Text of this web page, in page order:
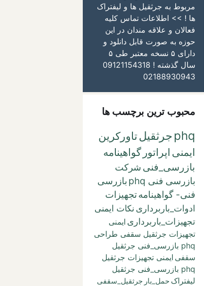
مربوط به جرثقیل ها و لیفتراک
ها ! >> اطلاعات تماس کلیه
فعالان و علاقه مندان در این
حوزه به صورت قابل دانلود و
دارای ۵ نسخه معتبر طی ۵
سال گذشته ! 09121154318
02188930943
محبوب ترین برچسب ها
phqجرثقیلتاورکرین
ایمنی اپراتور گواهینامه
بازرسی_فنی شرکت
بازرسی فنی phq
بازرسی
فنی- گواهینامهتجهیزات
ادوات_باربرداری نکات ایمنی
تجهیزات_باربرداری ایمنی
تجهیزات جرثقیل سقفی طراحی
phq بازرسی_فنی جرثقیل
سقفی ایمنی تجهیزات جرثقیل
phq بازرسی_فنی جرثقیل
لیفتراک حمل_بار جرثقیل_سقفی